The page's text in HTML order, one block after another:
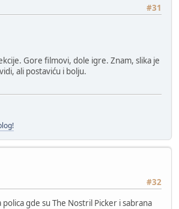
#31
Gore filmovi, dole igre. Znam, slika je
ali postaviću i bolju.
#32
gde su The Nostril Picker i sabrana